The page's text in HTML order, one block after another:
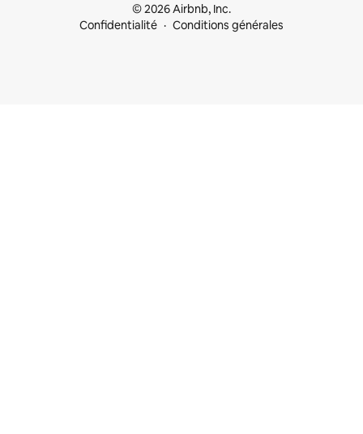
© 2026 Airbnb, Inc.
Confidentialité
Conditions générales